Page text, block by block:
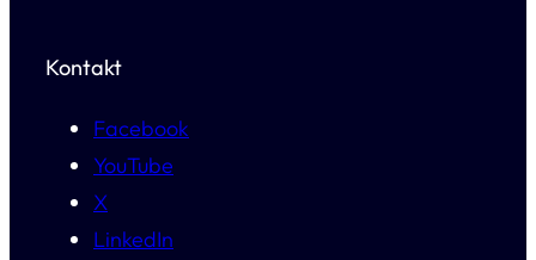
Kontakt
Facebook
YouTube
X
LinkedIn